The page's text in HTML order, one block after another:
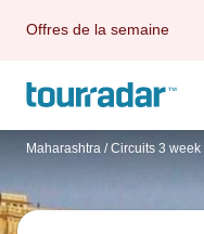
Offres de la semaine
Maharashtra / Circuits 3 week